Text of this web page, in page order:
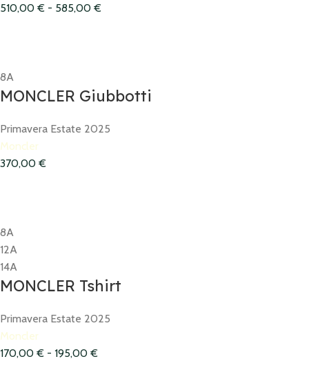
510,00 € - 585,00 €
8A
MONCLER Giubbotti
Primavera Estate 2025
Moncler
370,00 €
8A
12A
14A
MONCLER Tshirt
Primavera Estate 2025
Moncler
170,00 € - 195,00 €